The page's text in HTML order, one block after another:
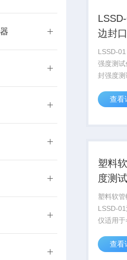
边封
LSSD-
强度测
封强度
件、无
胀破压
查看
塑料
度测
塑料软
LSSD-
仪适用
等各封
查看